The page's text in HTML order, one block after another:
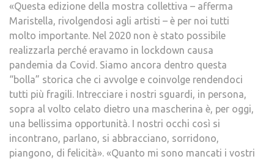
«Questa edizione della mostra collettiva – afferma
Maristella, rivolgendosi agli artisti – è per noi tutti
molto importante. Nel 2020 non è stato possibile
realizzarla perché eravamo in lockdown causa
pandemia da Covid. Siamo ancora dentro questa
“bolla” storica che ci avvolge e coinvolge rendendoci
tutti più fragili. Intrecciare i nostri sguardi, in persona,
sopra al volto celato dietro una mascherina è, per oggi,
una bellissima opportunità. I nostri occhi così si
incontrano, parlano, si abbracciano, sorridono,
piangono, di felicità». «Quanto mi sono mancati i vostri